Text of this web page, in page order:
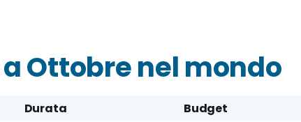
Ottobre nel mondo
Durata
Budget